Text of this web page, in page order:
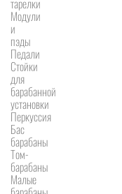
тарелки
Модули
и
пэды
Педали
Стойки
для
барабанной
установки
Перкуссия
Бас
барабаны
Том-
барабаны
Малые